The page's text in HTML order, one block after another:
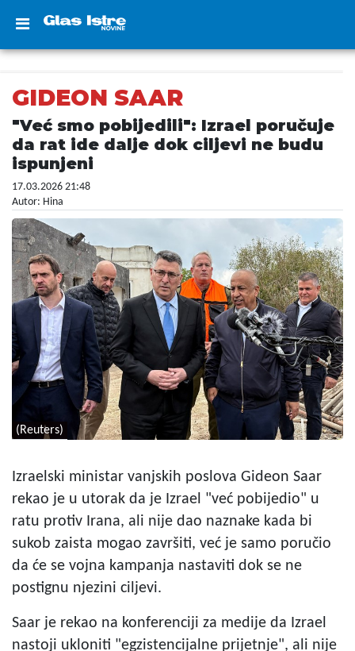
GIDEON SAAR
"Već smo pobijedili": Izrael poručuje
da rat ide dalje dok ciljevi ne budu
ispunjeni
17.03.2026 21:48
Autor: Hina
(Reuters)
Izraelski ministar vanjskih poslova Gideon Saar
rekao je u utorak da je Izrael "već pobijedio" u
ratu protiv Irana, ali nije dao naznake kada bi
sukob zaista mogao završiti, već je samo poručio
da će se vojna kampanja nastaviti dok se ne
postignu njezini ciljevi.
Saar je rekao na konferenciji za medije da Izrael
nastoji ukloniti "egzistencijalne prijetnje", ali nije